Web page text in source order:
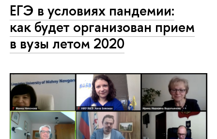
ЕГЭ в условиях пандемии:
как будет организован прием
в вузы летом 2020